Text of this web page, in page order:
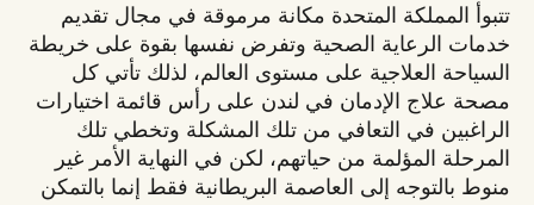
تتبوأ المملكة المتحدة مكانة مرموقة في مجال تقديم
خدمات الرعاية الصحية وتفرض نفسها بقوة على خريطة
السياحة العلاجية على مستوى العالم، لذلك تأتي كل
مصحة علاج الإدمان في لندن على رأس قائمة اختيارات
الراغبين في التعافي من تلك المشكلة وتخطي تلك
المرحلة المؤلمة من حياتهم، لكن في النهاية الأمر غير
منوط بالتوجه إلى العاصمة البريطانية فقط إنما بالتمكن